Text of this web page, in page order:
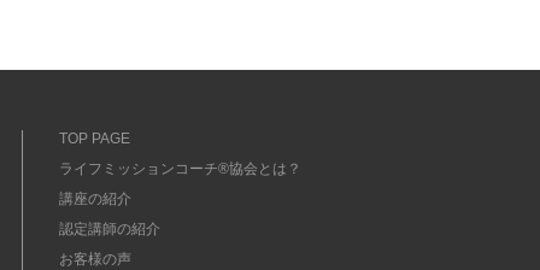
TOP PAGE
ライフミッションコーチ®協会とは？
講座の紹介
認定講師の紹介
お客様の声